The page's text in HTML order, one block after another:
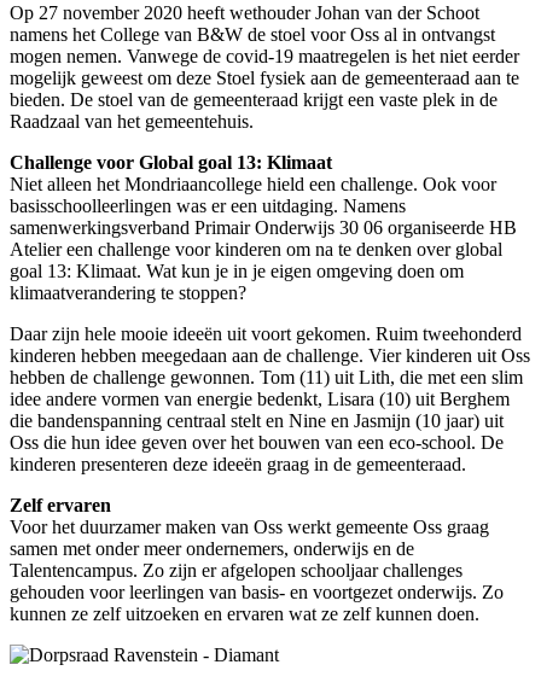
Op 27 november 2020 heeft wethouder Johan van der Schoot
namens het College van B&W de stoel voor Oss al in ontvangst
mogen nemen. Vanwege de covid-19 maatregelen is het niet eerder
mogelijk geweest om deze Stoel fysiek aan de gemeenteraad aan te
bieden. De stoel van de gemeenteraad krijgt een vaste plek in de
Raadzaal van het gemeentehuis.
Challenge voor Global goal 13: Klimaat
Niet alleen het Mondriaancollege hield een challenge. Ook voor
basisschoolleerlingen was er een uitdaging. Namens
samenwerkingsverband Primair Onderwijs 30 06 organiseerde HB
Atelier een challenge voor kinderen om na te denken over global
goal 13: Klimaat. Wat kun je in je eigen omgeving doen om
klimaatverandering te stoppen?
Daar zijn hele mooie ideeën uit voort gekomen. Ruim tweehonderd
kinderen hebben meegedaan aan de challenge. Vier kinderen uit Oss
hebben de challenge gewonnen. Tom (11) uit Lith, die met een slim
idee andere vormen van energie bedenkt, Lisara (10) uit Berghem
die bandenspanning centraal stelt en Nine en Jasmijn (10 jaar) uit
Oss die hun idee geven over het bouwen van een eco-school. De
kinderen presenteren deze ideeën graag in de gemeenteraad.
Zelf ervaren
Voor het duurzamer maken van Oss werkt gemeente Oss graag
samen met onder meer ondernemers, onderwijs en de
Talentencampus. Zo zijn er afgelopen schooljaar challenges
gehouden voor leerlingen van basis- en voortgezet onderwijs. Zo
kunnen ze zelf uitzoeken en ervaren wat ze zelf kunnen doen.